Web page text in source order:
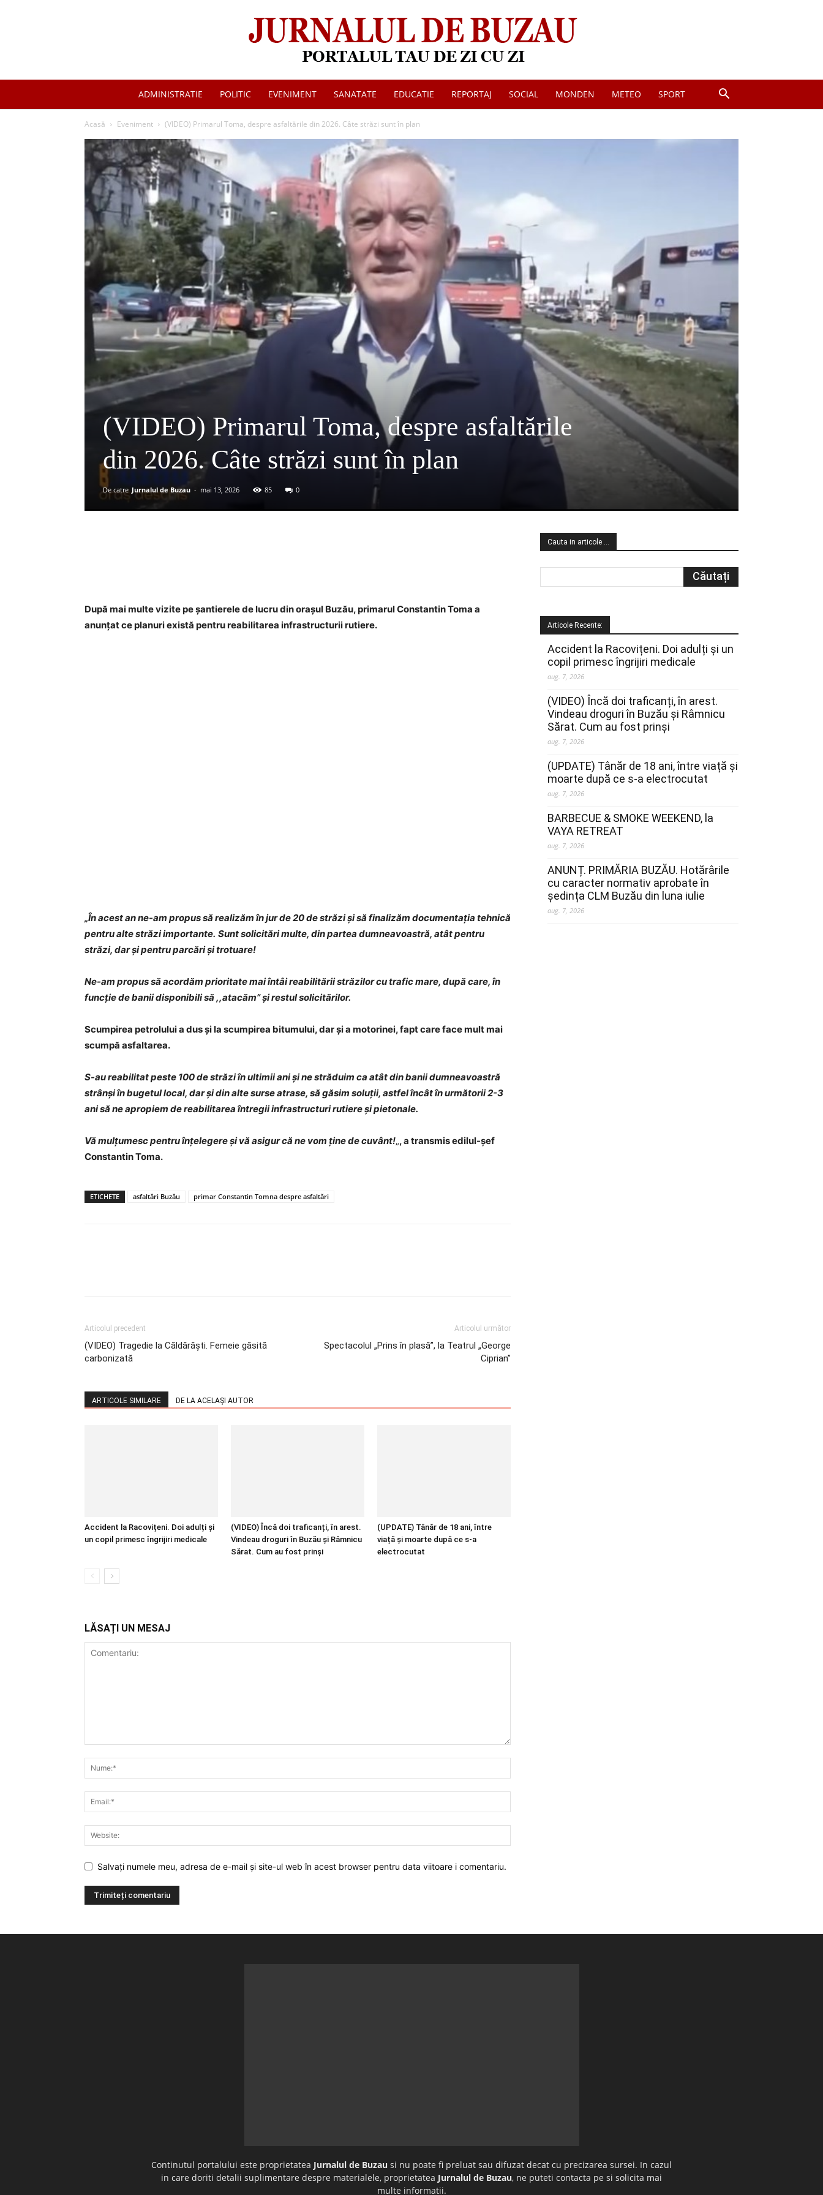
Jurnalul
Buzau
ADMINISTRATIE POLITIC EVENIMENT SANATATE EDUCATIE REPORTAJ SOCIAL MONDEN METEO SPORT
Acasă Eveniment (VIDEO) Primarul Toma, despre asfaltările din 2026. Câte străzi sunt în plan
(VIDEO) Primarul Toma, despre asfaltările
din 2026. Câte străzi sunt în plan
De catre Jurnalul de Buzau - mai 13, 2026 85 0
După mai multe vizite pe șantierele de lucru din orașul Buzău, primarul Constantin Toma a
anunțat ce planuri există pentru reabilitarea infrastructurii rutiere.
„În acest an ne-am propus să realizăm în jur de 20 de străzi și să finalizăm documentația tehnică
pentru alte străzi importante. Sunt solicitări multe, din partea dumneavoastră, atât pentru
străzi, dar și pentru parcări și trotuare!
Ne-am propus să acordăm prioritate mai întâi reabilitării străzilor cu trafic mare, după care, în
funcție de banii disponibili să ,,atacăm” și restul solicitărilor.
Scumpirea petrolului a dus și la scumpirea bitumului, dar și a motorinei, fapt care face mult mai
scumpă asfaltarea.
S-au reabilitat peste 100 de străzi în ultimii ani și ne străduim ca atât din banii dumneavoastră
strânși în bugetul local, dar și din alte surse atrase, să găsim soluții, astfel încât în următorii 2-3
ani să ne apropiem de reabilitarea întregii infrastructuri rutiere și pietonale.
Vă mulțumesc pentru înțelegere și vă asigur că ne vom ține de cuvânt!„, a transmis edilul-șef
Constantin Toma.
ETICHETE asfaltări Buzău primar Constantin Tomna despre asfaltări
Articolul precedent
(VIDEO) Tragedie la Căldărăști. Femeie găsită
carbonizată
Articolul următor
Spectacolul „Prins în plasă”, la Teatrul „George
Ciprian”
ARTICOLE SIMILARE DE LA ACELAȘI AUTOR
Accident la Racovițeni. Doi adulți și
un copil primesc îngrijiri medicale
(VIDEO) Încă doi traficanți, în arest.
Vindeau droguri în Buzău și Râmnicu
Sărat. Cum au fost prinși
(UPDATE) Tânăr de 18 ani, între
viață și moarte după ce s-a
electrocutat
LĂSAȚI UN MESAJ
Salvați numele meu, adresa de e-mail și site-ul web în acest browser pentru data viitoare i comentariu.
Cauta in articole …
Articole Recente:
Accident la Racovițeni. Doi adulți și un
copil primesc îngrijiri medicale
aug. 7, 2026
(VIDEO) Încă doi traficanți, în arest.
Vindeau droguri în Buzău și Râmnicu
Sărat. Cum au fost prinși
aug. 7, 2026
(UPDATE) Tânăr de 18 ani, între viață și
moarte după ce s-a electrocutat
aug. 7, 2026
BARBECUE & SMOKE WEEKEND, la
VAYA RETREAT
aug. 7, 2026
ANUNȚ. PRIMĂRIA BUZĂU. Hotărârile
cu caracter normativ aprobate în
ședința CLM Buzău din luna iulie
aug. 7, 2026
Continutul portalului este proprietatea Jurnalul de Buzau si nu poate fi preluat sau difuzat decat cu precizarea sursei. In cazul
in care doriti detalii suplimentare despre materialele, proprietatea Jurnalul de Buzau, ne puteti contacta pe si solicita mai
multe informatii.